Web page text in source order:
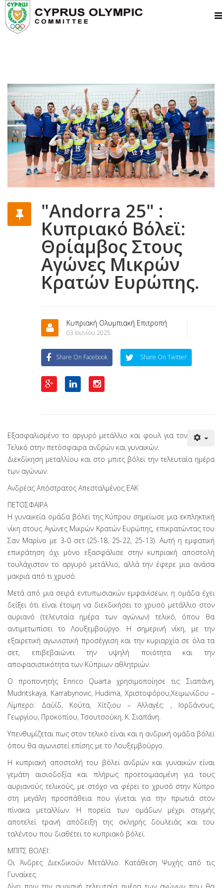
"Andorra 25" :
Κυπριακό Βόλεϊ:
Θρίαμβος Στους
Αγώνες Μικρών
Κρατών Ευρώπης.
Κυπριακή Ολυμπιακή Επιτροπή
03 Ιουνίου 2025
Share On Facebook Share On Twitter
Εξασφαλισμένο το αργυρό μετάλλιο και φουλ για τον
Τελικό στην πετόσφαιρα ανδρών και γυναικών.
Διεκδίκηση μεταλλίου και στο μπιτς βόλεϊ την τελευταία ημέρα
των αγώνων.
Ανδρέας Απόστρατος Απεσταλμένος ΕΑΚ
ΠΕΤΟΣΦΑΙΡΑ
Η γυναικεία ομάδα βόλεϊ της Κύπρου σημείωσε μια εκπληκτική
νίκη στους Αγώνες Μικρών Κρατών Ευρώπης, επικρατώντας του
Σαν Μαρίνο με 3-0 σετ (25-18, 25-22, 25-13). Αυτή η εμφατική
επικράτηση όχι μόνο εξασφάλισε στην κυπριακή αποστολή
τουλάχιστον το αργυρό μετάλλιο, αλλά την έφερε μια ανάσα
μακριά από τι χρυσό.
Μετά από μια σειρά εντυπωσιακών εμφανίσεων, η ομάδα έχει
δείξει ότι είναι έτοιμη να διεκδικήσει το χρυσό μετάλλιο στον
αυριανό (τελευταία ημέρα των αγώνων) τελικό, όπου θα
αντιμετωπίσει το Λουξεμβούργο. Η σημερινή νίκη, με την
εξαιρετική αγωνιστική προσέγγιση και την κυριαρχία σε όλα τα
σετ, επιβεβαιώνει την υψηλή ποιότητα και την
αποφασιστικότητα των Κύπριων αθλητριών.
Ο προπονητής Εnrico Quarta χρησιμοποίησε τις: Σιαπάνη,
Mudritskaya, Κarrabynovic, Ηudima, Χριστοφόρου,Χειμωνίδου –
Λίμπερο: Δαύίδ, Κούτα, Χίτζιου – Αλλαγές: , Ιορδάνους,
Γεωργίου, Προκοπίου, Τσουτσούκη, Κ. Σιαπάνη.
Υπενθυμίζεται πως στον τελικό είναι και η ανδρική ομάδα βόλεϊ
όπου θα αγωνιστεί επίσης με το Λουξεμβούργο.
Η κυπριακή αποστολή του βόλεϊ ανδρών και γυναικών είναι
γεμάτη αισιοδοξία και πλήρως προετοιμασμένη για τους
αυριανούς τελικούς, με στόχο να φέρει το χρυσό στην Κύπρο
στη μεγάλη προσπάθεια που γίνεται για την πρωτιά στον
πίνακα μεταλλίων. Η πορεία των ομάδων μέχρι στιγμής
αποτελεί τρανή απόδειξη της σκληρής δουλειάς και του
ταλέντου που διαθέτει το κυπριακό βόλεϊ.
ΜΠΙΤΣ ΒΟΛΕΪ:
Οι Άνδρες Διεκδικούν Μετάλλιο. Κατάθεση Ψυχής από τις
Γυναίκες.